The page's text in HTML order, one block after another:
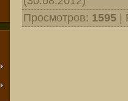
Просмотров: 1595 |